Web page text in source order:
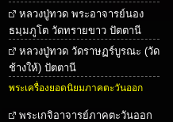
หลวงปู่ทวด พระอาจารย์นอง
ธมฺมภูโต วัดทรายขาว ปัตตานี
หลวงปู่ทวด วัดราษฏร์บูรณะ (วัด
ช้างให้) ปัตตานี
พระเครื่องยอดนิยมภาคตะวันออก
พระเกจิอาจารย์ภาคตะวันออก